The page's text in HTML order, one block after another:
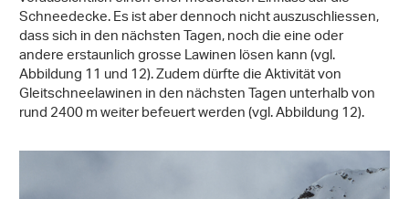
Schneedecke. Es ist aber dennoch nicht auszuschliessen,
dass sich in den nächsten Tagen, noch die eine oder
andere erstaunlich grosse Lawinen lösen kann (vgl.
Abbildung 11 und 12). Zudem dürfte die Aktivität von
Gleitschneelawinen in den nächsten Tagen unterhalb von
rund 2400 m weiter befeuert werden (vgl. Abbildung 12).